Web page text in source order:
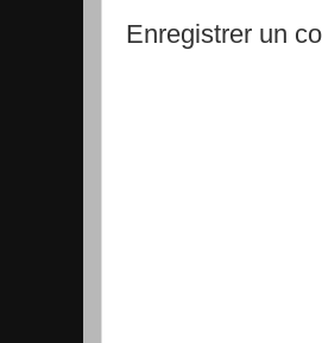
Enregistrer un